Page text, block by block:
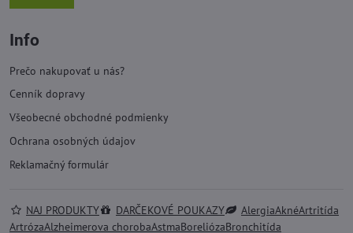
Info
Prečo nakupovať u nás?
Cenník dopravy
Všeobecné obchodné podmienky
Ochrana osobných údajov
Reklamačný formulár
NAJ PRODUKTY DARČEKOVÉ POUKAZY AlergiaAknéArtritída
ArtrózaAlzheimerova chorobaAstmaBoreliózaBronchitída